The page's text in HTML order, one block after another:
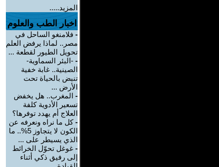
المزيد.....
اخبار الطب والعلوم
- فلامنغو الساحل في
مصر.. لماذا يرفض العلم
تحويل الطيور لقطعة ...
- -البئر السماوية-
الصينية.. غابة خفية
تنبض بالحياة تحت
الأرض ...
- المغرب.. هل يخفض
تسعير الأدوية كلفة
العلاج أم يهدد توفرها؟
-كل ما نراه ونعرفه عن
الكون لا يتجاوز 5%.. ما
الذي يسيطر على ...
- غوغل تحوّل الخرائط
إلى رفيق ذكي أثناء